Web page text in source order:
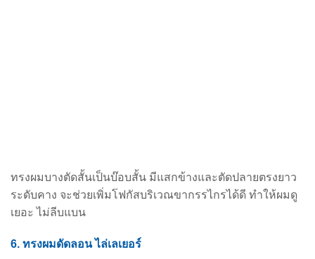
ทรงผมบางตัดสั้นเป็นบ๊อบสั้น มีแสกข้างและตัดปลายตรงยาว
ระดับคาง จะช่วยเพิ่มโฟกัสบริเวณขากรรไกรได้ดี ทำให้ผมดู
เยอะ ไม่ลีบแบน
6. ทรงผมดัดลอน ไล่เลเยอร์